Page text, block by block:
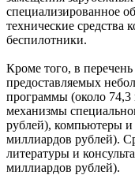
специализированное
технические средства
беспилотники.
Кроме того, в
предоставляемых
программы (около 74,3
механизмы
рублей), компьютеры и
миллиардов рублей).
литературы и
миллиардов рублей).